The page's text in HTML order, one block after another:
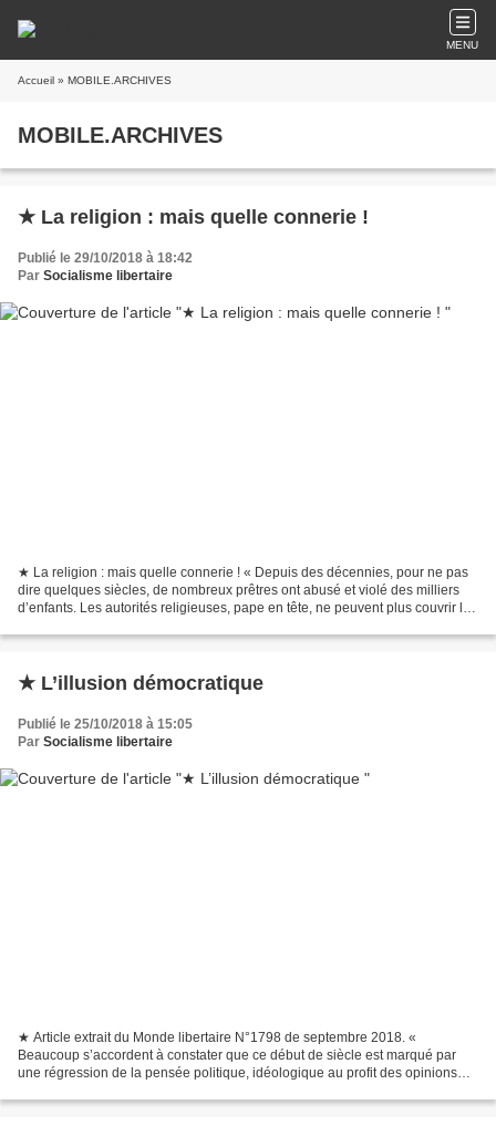
MENU
Accueil » MOBILE.ARCHIVES
MOBILE.ARCHIVES
★ La religion : mais quelle connerie !
Publié le 29/10/2018 à 18:42
Par Socialisme libertaire
★ La religion : mais quelle connerie ! « Depuis des décennies, pour ne pas
dire quelques siècles, de nombreux prêtres ont abusé et violé des milliers
d’enfants. Les autorités religieuses, pape en tête, ne peuvent plus couvrir les
★ L’illusion démocratique
Publié le 25/10/2018 à 15:05
Par Socialisme libertaire
★ Article extrait du Monde libertaire N°1798 de septembre 2018. «
Beaucoup s’accordent à constater que ce début de siècle est marqué par
une régression de la pensée politique, idéologique au profit des opinions